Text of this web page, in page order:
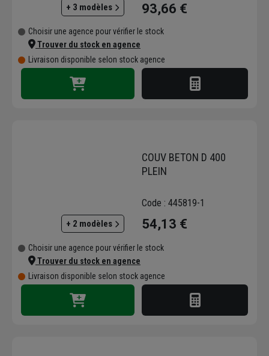
+ 3 modèles 93,66 €
Choisir une agence pour vérifier le stock
Trouver du stock en agence
Livraison disponible selon stock agence
+ 2 modèles
COUV BETON D 400
PLEIN
Code : 445819-1
54,13 €
Choisir une agence pour vérifier le stock
Trouver du stock en agence
Livraison disponible selon stock agence